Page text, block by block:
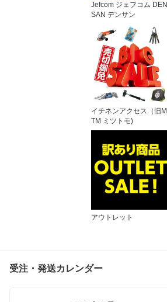
Jefcom ジェフコム DEN
SAN デンサン
イチネンアクセス（旧M
TM ミツトモ)
アウトレット
受注・発送カレンダー